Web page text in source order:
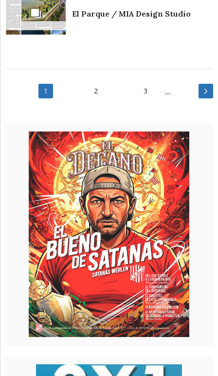
El Parque / MIA Design Studio
1 2 3